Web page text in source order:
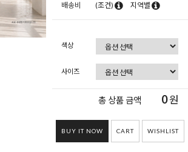
배송비 (조건) 지역별
색상
사이즈
총 상품 금액 0원
BUY IT NOW CART WISHLIST